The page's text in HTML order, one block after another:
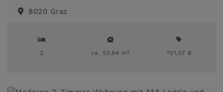
8020 Graz
2 ca. 53,94 m2 751,07 €